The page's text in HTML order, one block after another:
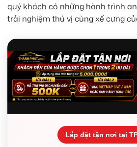
quý khách có những hành trình
trải nghiệm thú vị cùng xế cưng
Lắp đặt tận nơi tại